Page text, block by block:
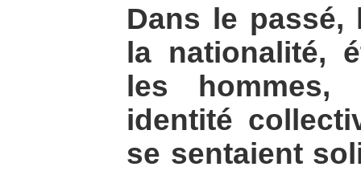
Dans le
la nationalité,
les
identité
se sentaient